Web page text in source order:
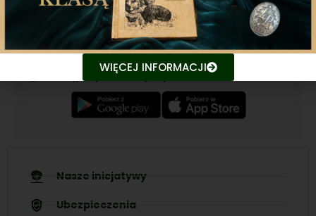
Nasza aplikacja to doskonały towarzysz każdego
miłośnika łowiectwa, który pragnie pozostać na
bieżąco z najnowszymi treściami związanych stron.
Śledź aktualne wydarzenia
Udostępniaj treści znajomym
Nasze inicjatywy
Ubezpieczenia
WIĘCEJ INFORMACJI